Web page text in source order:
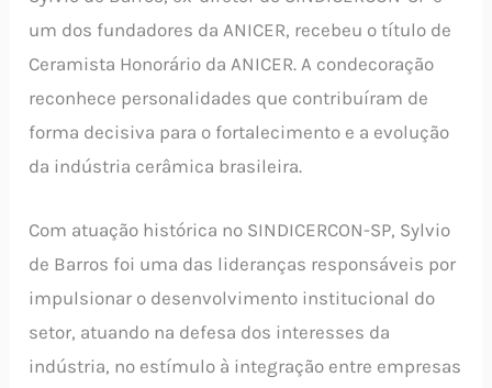
um dos fundadores da ANICER, recebeu o título de
Ceramista Honorário da ANICER. A condecoração
reconhece personalidades que contribuíram de
forma decisiva para o fortalecimento e a evolução
da indústria cerâmica brasileira.
Com atuação histórica no SINDICERCON-SP, Sylvio
de Barros foi uma das lideranças responsáveis por
impulsionar o desenvolvimento institucional do
setor, atuando na defesa dos interesses da
indústria, no estímulo à integração entre empresas